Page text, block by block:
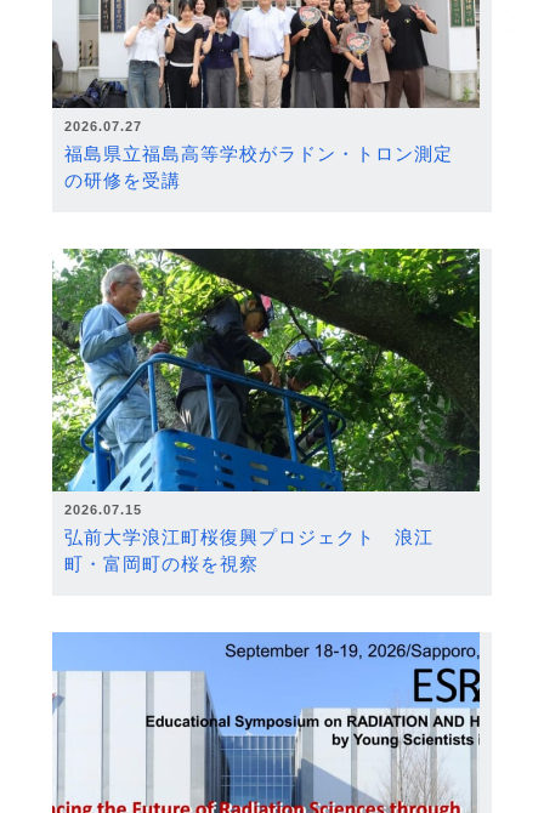
2026.07.27
福島県立福島高等学校がラドン・トロン測定
の研修を受講
2026.07.15
弘前大学浪江町桜復興プロジェクト 浪江
町・富岡町の桜を視察